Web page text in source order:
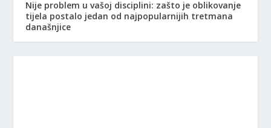
Nije problem u vašoj disciplini: zašto je oblikovanje
tijela postalo jedan od najpopularnijih tretmana
današnjice